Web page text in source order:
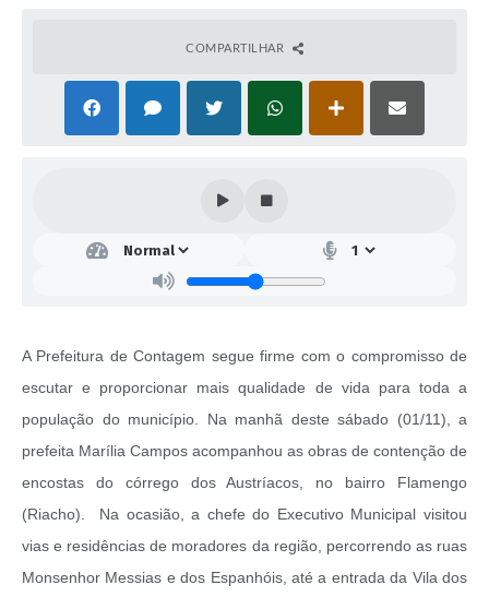
COMPARTILHAR
A Prefeitura de Contagem segue firme com o compromisso de
escutar e proporcionar mais qualidade de vida para toda a
população do município. Na manhã deste sábado (01/11), a
prefeita Marília Campos acompanhou as obras de contenção de
encostas do córrego dos Austríacos, no bairro Flamengo
(Riacho). Na ocasião, a chefe do Executivo Municipal visitou
vias e residências de moradores da região, percorrendo as ruas
Monsenhor Messias e dos Espanhóis, até a entrada da Vila dos